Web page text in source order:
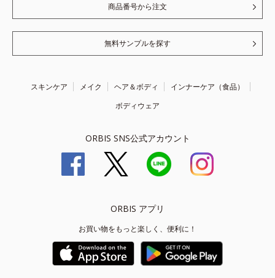
商品番号から注文
無料サンプルを探す
スキンケア メイク ヘア＆ボディ
インナーケア（食品）
ボディウェア
ORBIS SNS公式アカウント
ORBIS アプリ
お買い物をもっと楽しく、便利に！